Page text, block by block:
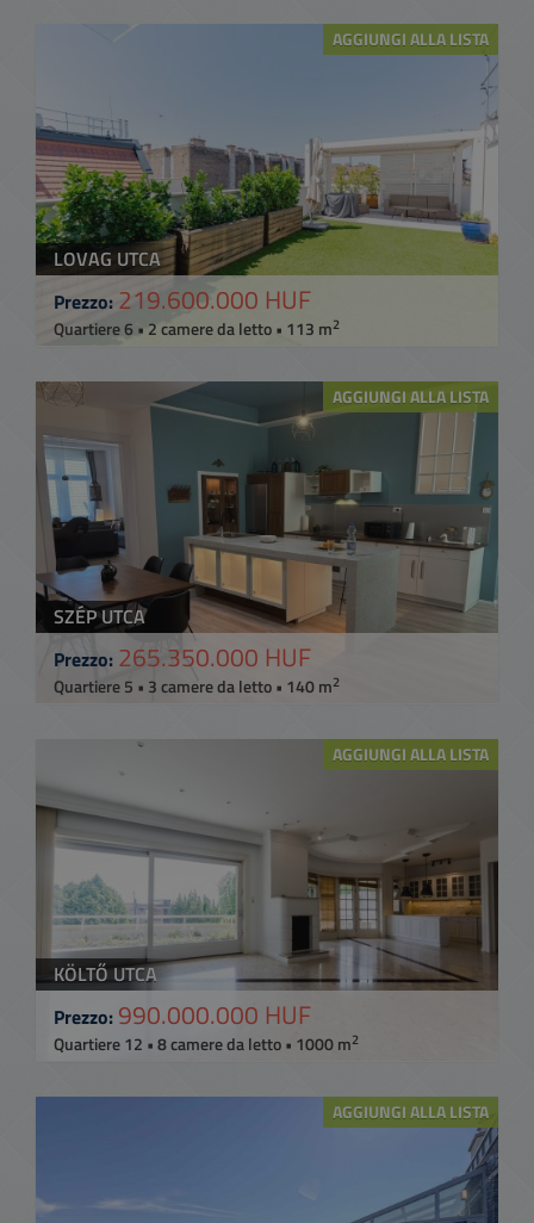
AGGIUNGI ALLA LISTA
LOVAG UTCA
Prezzo: 219.600.000 HUF
Quartiere 6 • 2 camere da letto • 113 m2
AGGIUNGI ALLA LISTA
SZÉP UTCA
Prezzo: 265.350.000 HUF
Quartiere 5 • 3 camere da letto • 140 m2
AGGIUNGI ALLA LISTA
KÖLTŐ UTCA
Prezzo: 990.000.000 HUF
Quartiere 12 • 8 camere da letto • 1000 m2
AGGIUNGI ALLA LISTA